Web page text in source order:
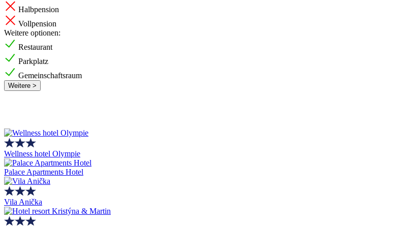
Halbpension
Vollpension
Weitere optionen:
Restaurant
Parkplatz
Gemeinschaftsraum
Weitere >
Wellness hotel Olympie
Palace Apartments Hotel
Vila Anička